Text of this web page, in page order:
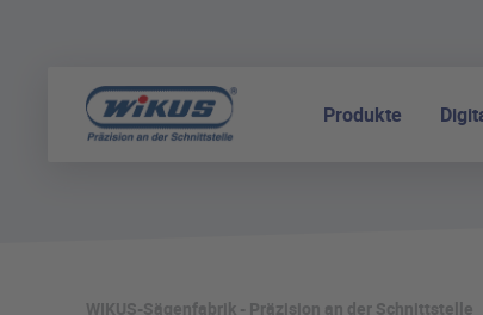
Produkte
WIKUS-Sägenfabrik - Präzision an der Schnittstelle